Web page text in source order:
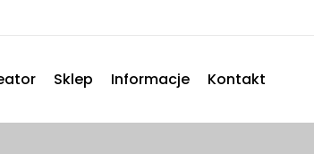
Sklep Informacje Kontakt